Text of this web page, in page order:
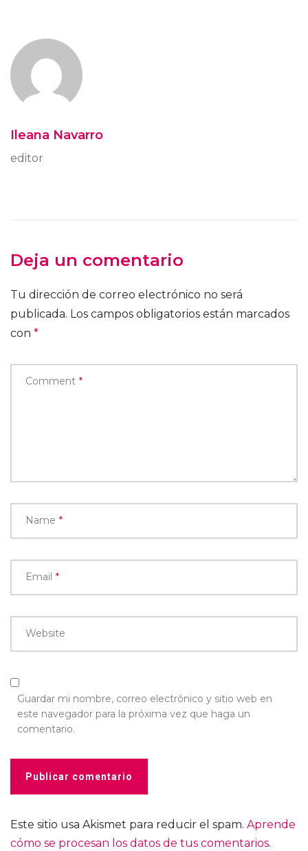
Ileana Navarro
editor
Deja un comentario
Tu dirección de correo electrónico no será
publicada. Los campos obligatorios están marcados
con *
Comment *
Name *
Email *
Website
Guardar mi nombre, correo electrónico y sitio web en
este navegador para la próxima vez que haga un
comentario.
Este sitio usa Akismet para reducir el spam. Aprende
cómo se procesan los datos de tus comentarios.